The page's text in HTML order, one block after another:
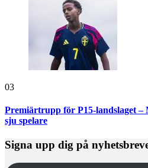
03
Premiärtrupp för P15-landslaget –
sju spelare
Signa upp dig på